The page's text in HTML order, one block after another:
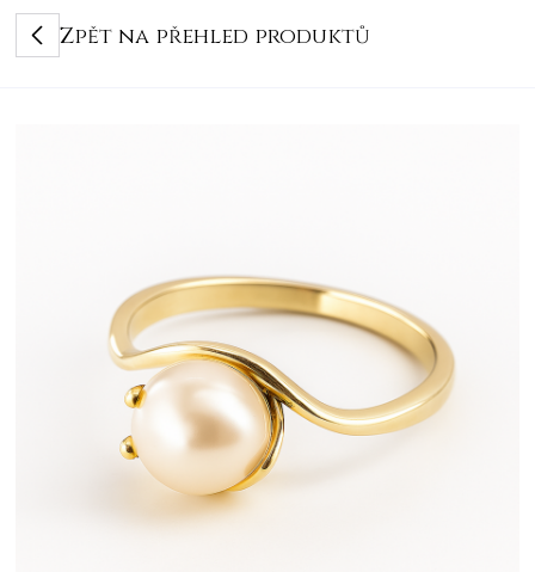
Zpět na přehled produktů